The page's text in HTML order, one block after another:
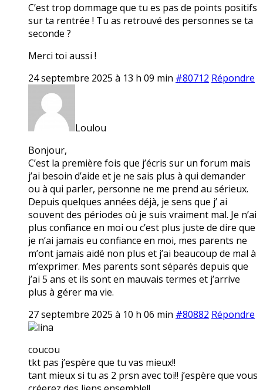
C’est trop dommage que tu es pas de points positifs
sur ta rentrée ! Tu as retrouvé des personnes se ta
seconde ?
Merci toi aussi !
24 septembre 2025 à 13 h 09 min #80712 Répondre
Loulou
Bonjour,
C’est la première fois que j’écris sur un forum mais
j’ai besoin d’aide et je ne sais plus à qui demander
ou à qui parler, personne ne me prend au sérieux.
Depuis quelques années déjà, je sens que j’ ai
souvent des périodes où je suis vraiment mal. Je n’ai
plus confiance en moi ou c’est plus juste de dire que
je n’ai jamais eu confiance en moi, mes parents ne
m’ont jamais aidé non plus et j’ai beaucoup de mal à
m’exprimer. Mes parents sont séparés depuis que
j’ai 5 ans et ils sont en mauvais termes et j’arrive
plus à gérer ma vie.
27 septembre 2025 à 10 h 06 min #80882 Répondre
lina
coucou
tkt pas j’espère que tu vas mieux!!
tant mieux si tu as 2 prsn avec toi!! j’espère que vous